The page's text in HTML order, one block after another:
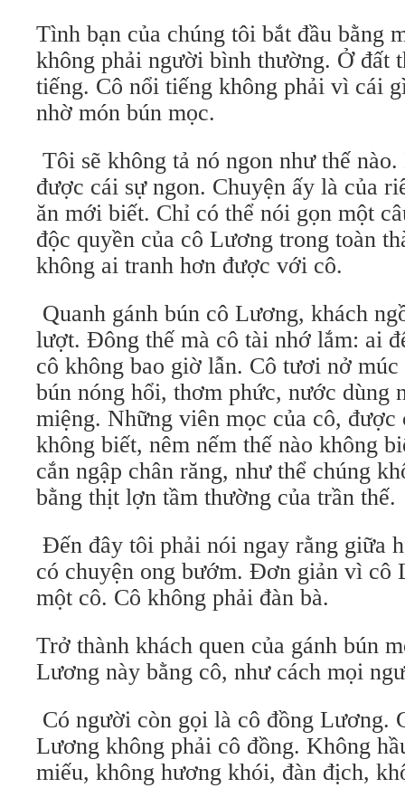
Tình bạn của chúng tôi bắt đầu bằng
không phải người bình thường. Ở đất
tiếng. Cô nổi tiếng không phải vì cái
nhờ món bún mọc.
Tôi sẽ không tả nó ngon như thế
được cái sự ngon. Chuyện ấy là của
ăn mới biết. Chỉ có thể nói gọn một
độc quyền của cô Lương trong toàn
không ai tranh hơn được với cô.
Quanh gánh bún cô Lương, khách
lượt. Đông thế mà cô tài nhớ lắm: ai
cô không bao giờ lẫn. Cô tươi nở
bún nóng hổi, thơm phức, nước dùng
miệng. Những viên mọc của cô, được
không biết, nêm nếm thế nào không
cắn ngập chân răng, như thể chúng
bằng thịt lợn tầm thường của trần thế.
Đến đây tôi phải nói ngay rằng giữa
có chuyện ong bướm. Đơn giản vì cô
một cô. Cô không phải đàn bà.
Trở thành khách quen của gánh bún
Lương này bằng cô, như cách mọi
Có người còn gọi là cô đồng Lương.
Lương không phải cô đồng. Không
miếu, không hương khói, đàn địch,